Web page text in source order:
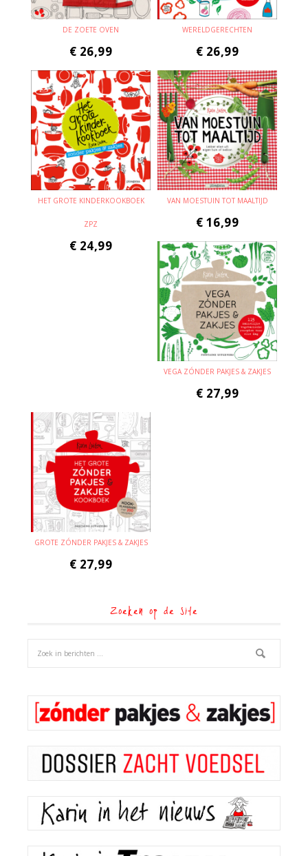
DE ZOETE OVEN
€ 26,99
WERELDGERECHTEN
€ 26,99
HET GROTE KINDERKOOKBOEK
ZPZ
€ 24,99
VAN MOESTUIN TOT MAALTIJD
€ 16,99
VEGA ZÓNDER PAKJES & ZAKJES
€ 27,99
GROTE ZÓNDER PAKJES & ZAKJES
€ 27,99
Zoeken op de site